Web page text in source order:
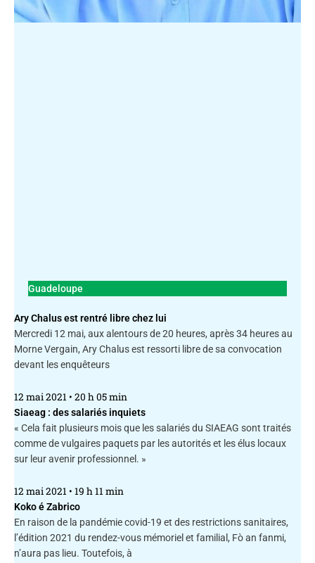
Guadeloupe
Ary Chalus est rentré libre chez lui
Mercredi 12 mai, aux alentours de 20 heures, après 34 heures au
Morne Vergain, Ary Chalus est ressorti libre de sa convocation
devant les enquêteurs
12 mai 2021 20 h 05 min
Siaeag : des salariés inquiets
« Cela fait plusieurs mois que les salariés du SIAEAG sont traités
comme de vulgaires paquets par les autorités et les élus locaux
sur leur avenir professionnel. »
12 mai 2021 19 h 11 min
Koko é Zabrico
En raison de la pandémie covid-19 et des restrictions sanitaires,
l’édition 2021 du rendez-vous mémoriel et familial, Fò an fanmi,
n’aura pas lieu. Toutefois, à